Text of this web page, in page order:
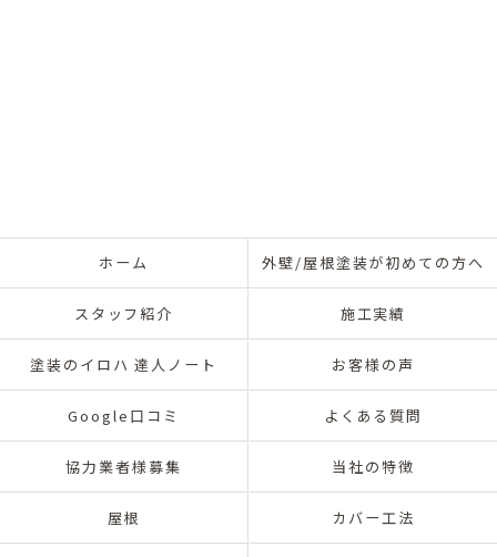
ホーム 外壁/屋根塗装が初めての方へ
スタッフ紹介 施工実績
塗装のイロハ 達人ノート お客様の声
Google口コミ よくある質問
協力業者様募集 当社の特徴
屋根 カバー工法